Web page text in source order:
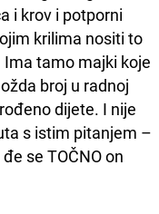
i krov i potporni
krilima nositi to
tamo majki koje
broj u radnoj
dijete. I nije
s istim pitanjem –
se TOČNO on